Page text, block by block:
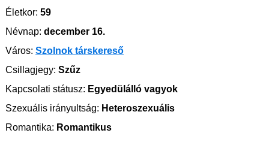
Életkor: 59
Névnap: december 16.
Város: Szolnok társkereső
Csillagjegy: Szűz
Kapcsolati státusz: Egyedülálló vagyok
Szexuális irányultság: Heteroszexuális
Romantika: Romantikus